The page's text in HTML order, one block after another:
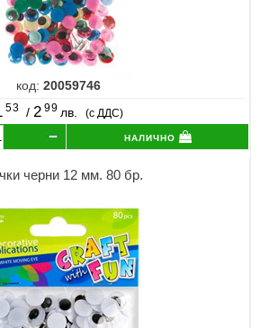
код: 20059746
53 / 2 99 лв. (с ДДС)
налично
черни 12 мм. 80 бр.